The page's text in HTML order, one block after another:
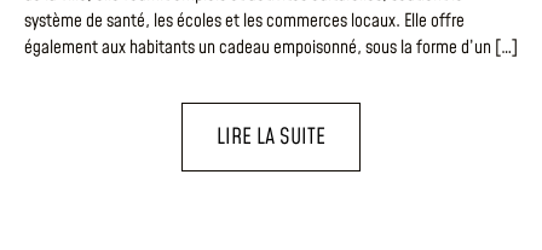
système de santé, les écoles et les commerces locaux. Elle offre
également aux habitants un cadeau empoisonné, sous la forme d’un […]
LIRE LA SUITE